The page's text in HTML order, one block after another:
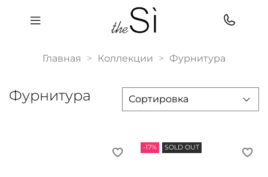
Главная Коллекции Фурнитура
Фурнитура
-17% SOLD OUT